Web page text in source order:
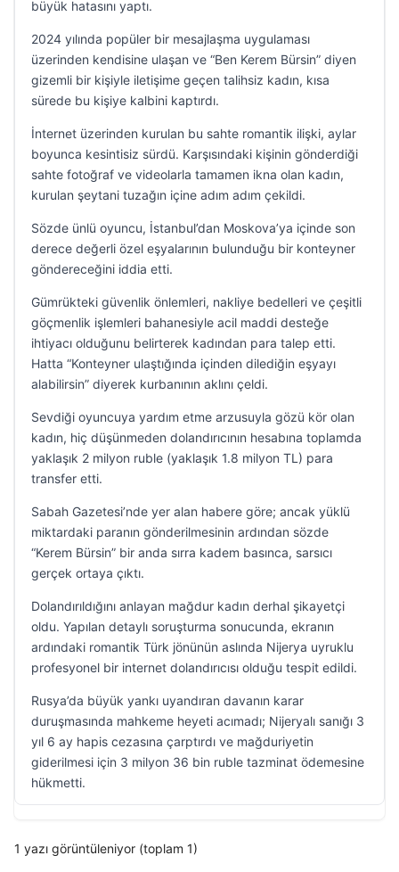
büyük hatasını yaptı.
2024 yılında popüler bir mesajlaşma uygulaması
üzerinden kendisine ulaşan ve “Ben Kerem Bürsin” diyen
gizemli bir kişiyle iletişime geçen talihsiz kadın, kısa
sürede bu kişiye kalbini kaptırdı.
İnternet üzerinden kurulan bu sahte romantik ilişki, aylar
boyunca kesintisiz sürdü. Karşısındaki kişinin gönderdiği
sahte fotoğraf ve videolarla tamamen ikna olan kadın,
kurulan şeytani tuzağın içine adım adım çekildi.
Sözde ünlü oyuncu, İstanbul’dan Moskova’ya içinde son
derece değerli özel eşyalarının bulunduğu bir konteyner
göndereceğini iddia etti.
Gümrükteki güvenlik önlemleri, nakliye bedelleri ve çeşitli
göçmenlik işlemleri bahanesiyle acil maddi desteğe
ihtiyacı olduğunu belirterek kadından para talep etti.
Hatta “Konteyner ulaştığında içinden dilediğin eşyayı
alabilirsin” diyerek kurbanının aklını çeldi.
Sevdiği oyuncuya yardım etme arzusuyla gözü kör olan
kadın, hiç düşünmeden dolandırıcının hesabına toplamda
yaklaşık 2 milyon ruble (yaklaşık 1.8 milyon TL) para
transfer etti.
Sabah Gazetesi’nde yer alan habere göre; ancak yüklü
miktardaki paranın gönderilmesinin ardından sözde
“Kerem Bürsin” bir anda sırra kadem basınca, sarsıcı
gerçek ortaya çıktı.
Dolandırıldığını anlayan mağdur kadın derhal şikayetçi
oldu. Yapılan detaylı soruşturma sonucunda, ekranın
ardındaki romantik Türk jönünün aslında Nijerya uyruklu
profesyonel bir internet dolandırıcısı olduğu tespit edildi.
Rusya’da büyük yankı uyandıran davanın karar
duruşmasında mahkeme heyeti acımadı; Nijeryalı sanığı 3
yıl 6 ay hapis cezasına çarptırdı ve mağduriyetin
giderilmesi için 3 milyon 36 bin ruble tazminat ödemesine
hükmetti.
1 yazı görüntüleniyor (toplam 1)